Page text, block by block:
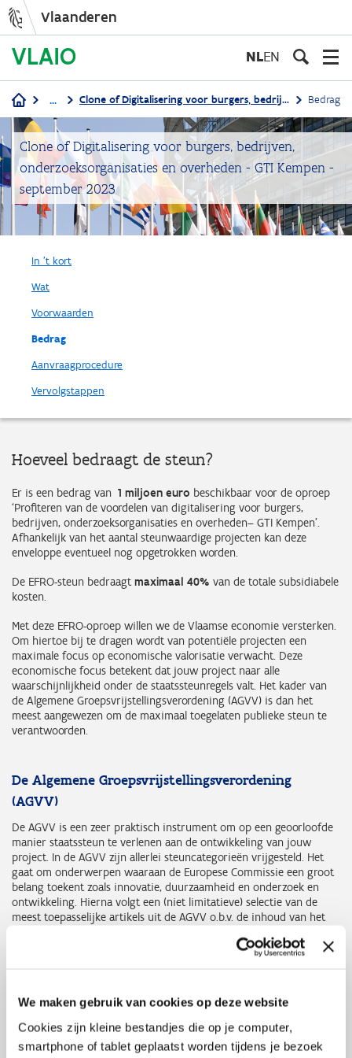
We maken gebruik van cookies op deze website
Cookies zijn kleine bestandjes die op je computer,
smartphone of tablet geplaatst worden tijdens je bezoek
inhoud
gaan
Vlaanderen
NLEN
Kruimelpad
... Clone of Digitalisering voor burgers, bedrijven, onderzoeksorganisaties en overheden - GTI Kempen - september 2023 Bedrag
Clone of Digitalisering voor burgers, bedrijven,
onderzoeksorganisaties en overheden - GTI Kempen -
september 2023
In 't kort
Wat
Voorwaarden
Bedrag
Aanvraagprocedure
Vervolgstappen
Hoeveel bedraagt de steun?
Er is een bedrag van 1 miljoen euro beschikbaar voor de oproep
‘Profiteren van de voordelen van digitalisering voor burgers,
bedrijven, onderzoeksorganisaties en overheden– GTI Kempen’.
Afhankelijk van het aantal steunwaardige projecten kan deze
enveloppe eventueel nog opgetrokken worden.
De EFRO-steun bedraagtmaximaal 40% van de totale subsidiabele
kosten.
Met deze EFRO-oproep willen we de Vlaamse economie versterken.
Om hiertoe bij te dragen wordt van potentiële projecten een
maximale focus op economische valorisatie verwacht. Deze
economische focus betekent dat jouw project naar alle
waarschijnlijkheid onder de staatssteunregels valt. Het kader van
de Algemene Groepsvrijstellingsverordening (AGVV) is dan het
meest aangewezen om de maximaal toegelaten publieke steun te
verantwoorden.
De Algemene Groepsvrijstellingsverordening
(AGVV)
De AGVV is een zeer praktisch instrument om op een geoorloofde
manier staatssteun te verlenen aan de ontwikkeling van jouw
project. In de AGVV zijn allerlei steuncategorieën vrijgesteld. Het
gaat om onderwerpen waaraan de Europese Commissie een groot
belang toekent zoals innovatie, duurzaamheid en onderzoek en
ontwikkeling. Hierna volgt een (niet limitatieve) selectie van de
meest toepasselijke artikels uit de AGVV o.b.v. de inhoud van het
Art. 26 – Investeringssteun voor onderzoeksinfrastructuur
Art. 26bis – Investeringssteun voor test- en
experimenteerinfrastructuur
Art. 27 – Steun voor innovatieclusters